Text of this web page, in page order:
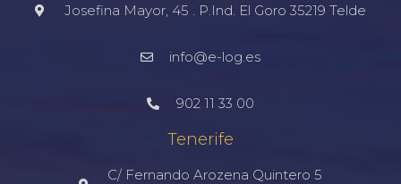
Josefina Mayor, 45 . P.Ind. El Goro 35219 Telde
info@e-log.es
902 11 33 00
Tenerife
C/ Fernando Arozena Quintero 5